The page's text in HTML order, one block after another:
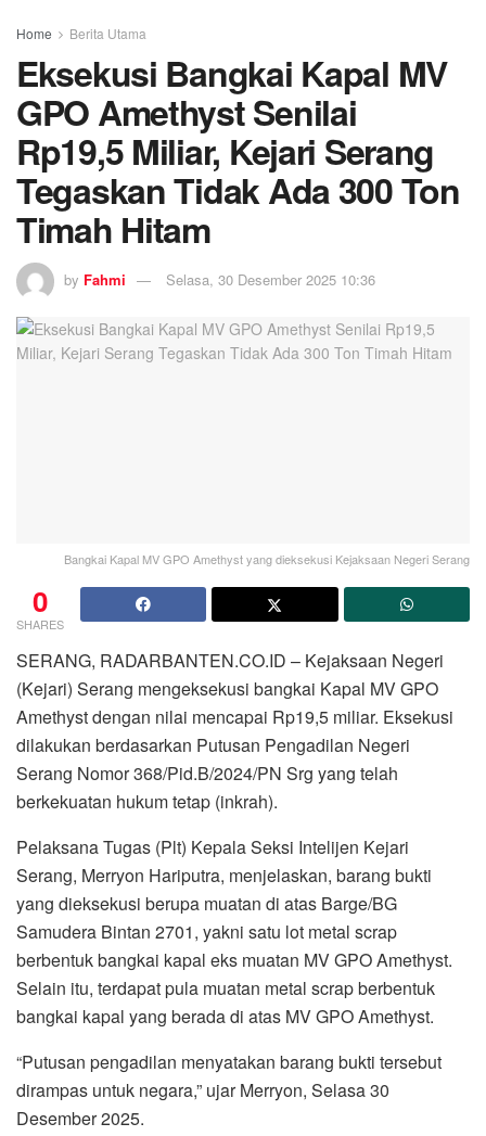
Home Berita Utama
Eksekusi Bangkai Kapal MV
GPO Amethyst Senilai
Rp19,5 Miliar, Kejari Serang
Tegaskan Tidak Ada 300 Ton
Timah Hitam
by Fahmi Selasa, 30 Desember 2025 10:36
Bangkai Kapal MV GPO Amethyst yang dieksekusi Kejaksaan Negeri Serang
0
SHARES
SERANG, RADARBANTEN.CO.ID – Kejaksaan Negeri
(Kejari) Serang mengeksekusi bangkai Kapal MV GPO
Amethyst dengan nilai mencapai Rp19,5 miliar. Eksekusi
dilakukan berdasarkan Putusan Pengadilan Negeri
Serang Nomor 368/Pid.B/2024/PN Srg yang telah
berkekuatan hukum tetap (inkrah).
Pelaksana Tugas (Plt) Kepala Seksi Intelijen Kejari
Serang, Merryon Hariputra, menjelaskan, barang bukti
yang dieksekusi berupa muatan di atas Barge/BG
Samudera Bintan 2701, yakni satu lot metal scrap
berbentuk bangkai kapal eks muatan MV GPO Amethyst.
Selain itu, terdapat pula muatan metal scrap berbentuk
bangkai kapal yang berada di atas MV GPO Amethyst.
“Putusan pengadilan menyatakan barang bukti tersebut
dirampas untuk negara,” ujar Merryon, Selasa 30
Desember 2025.